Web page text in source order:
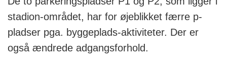
stadion-området, har for øjeblikket færre p-
pladser pga. byggeplads-aktiviteter. Der er
også ændrede adgangsforhold.